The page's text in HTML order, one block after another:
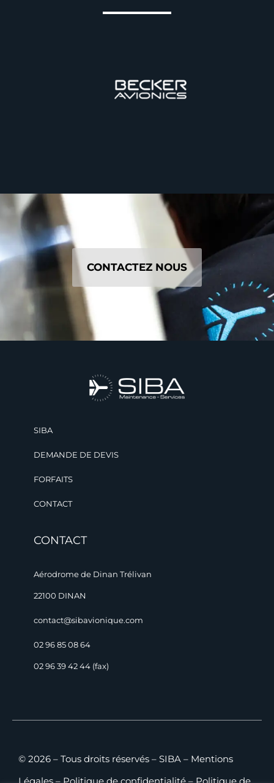
CONTACTEZ NOUS
SIBA
DEMANDE DE DEVIS
FORFAITS
CONTACT
CONTACT
Aérodrome de Dinan Trélivan
22100 DINAN
contact@sibavionique.com
02 96 85 08 64
02 96 39 42 44 (fax)
© 2026 – Tous droits réservés – SIBA – Mentions